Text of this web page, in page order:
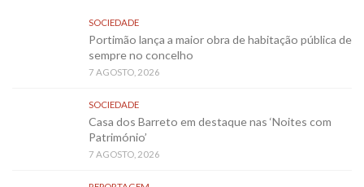
SOCIEDADE
Portimão lança a maior obra de habitação pública de
sempre no concelho
7 AGOSTO, 2026
SOCIEDADE
Casa dos Barreto em destaque nas ‘Noites com
Património’
7 AGOSTO, 2026